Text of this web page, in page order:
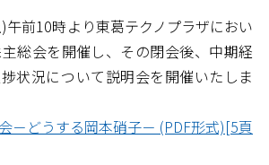
前10時より東葛テクノプラザにおい
総会を開催し、その閉会後、中期経
状況について説明会を開催いたしま
－どうする岡本硝子－ (PDF形式)[5頁